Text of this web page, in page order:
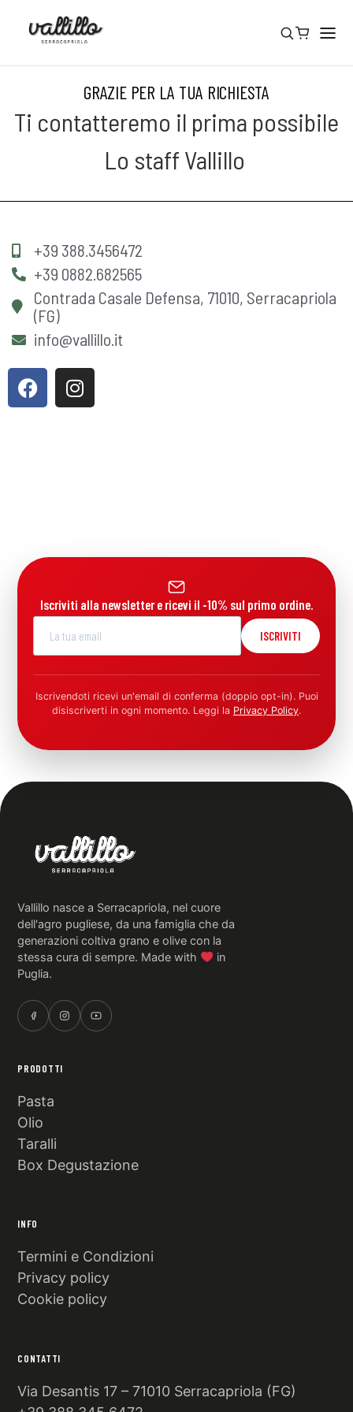
GRAZIE PER LA TUA RICHIESTA
Ti contatteremo il prima possibile
Lo staff Vallillo
+39 388.3456472
+39 0882.682565
Contrada Casale Defensa, 71010, Serracapriola
(FG)
info@vallillo.it
Iscriviti alla newsletter e ricevi il -10% sul primo ordine.
ISCRIVITI
Iscrivendoti ricevi un'email di conferma (doppio opt-in). Puoi
disiscriverti in ogni momento. Leggi la Privacy Policy.
Vallillo nasce a Serracapriola, nel cuore
dell'agro pugliese, da una famiglia che da
generazioni coltiva grano e olive con la
stessa cura di sempre. Made with
in
Puglia.
PRODOTTI
Pasta
Olio
Taralli
Box Degustazione
INFO
Termini e Condizioni
Privacy policy
Cookie policy
CONTATTI
Via Desantis 17 – 71010 Serracapriola (FG)